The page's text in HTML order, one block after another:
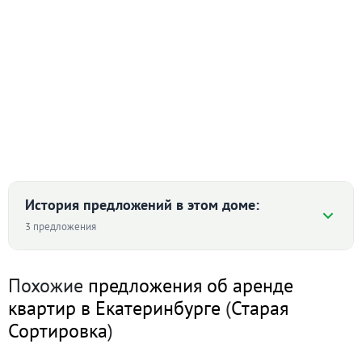
История предложений в этом доме:
3 предложения
2-к квартира · 43 м² · 11/12 этаж
4 апреля 2026
90 дн.
Похожие предложения об аренде
квартир в Екатеринбурге (Старая
Сортировка)